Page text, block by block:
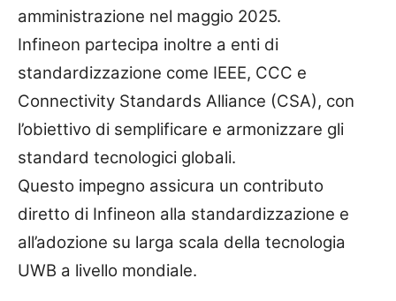
amministrazione nel maggio 2025.
Infineon partecipa inoltre a enti di
standardizzazione come IEEE, CCC e
Connectivity Standards Alliance (CSA), con
l’obiettivo di semplificare e armonizzare gli
standard tecnologici globali.
Questo impegno assicura un contributo
diretto di Infineon alla standardizzazione e
all’adozione su larga scala della tecnologia
UWB a livello mondiale.